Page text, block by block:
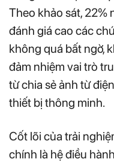
Theo khảo sát, 22%
đánh giá cao các
không quá bất ngờ,
đảm nhiệm vai trò
từ chia sẻ ảnh từ
thiết bị thông minh.
Cốt lõi của trải
chính là hệ điều